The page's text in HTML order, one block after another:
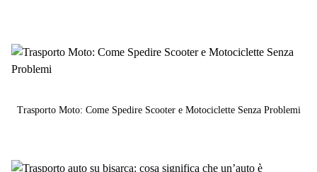
Trasporto Moto: Come Spedire Scooter e Motociclette Senza Problemi